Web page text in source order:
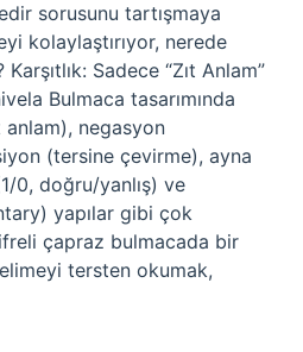
sorusunu tartışmaya
kolaylaştırıyor, nerede
Sadece “Zıt Anlam”
Bulmaca tasarımında
anlam), negasyon
(tersine çevirme), ayna
0, doğru/yanlış) ve
yapılar gibi çok
çapraz bulmacada bir
tersten okumak,